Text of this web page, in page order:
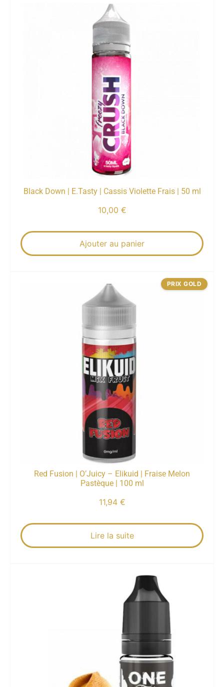
Black Down | E.Tasty | Cassis Violette Frais | 50 ml
10,00 €
Ajouter au panier
Red Fusion | O’Juicy – Elikuid | Fraise Melon
Pastèque | 100 ml
11,94 €
Lire la suite
PRIX GOLD